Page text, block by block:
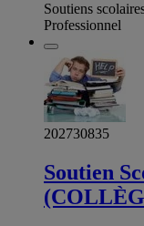
Soutiens
Professionnel
202730835
Soutien